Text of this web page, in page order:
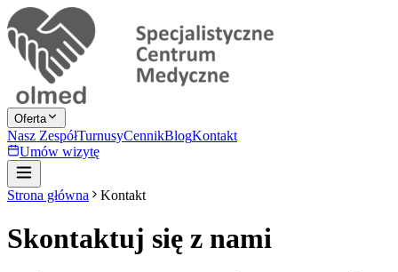
Oferta
Nasz ZespółTurnusyCennikBlogKontakt
Umów wizytę
Strona główna Kontakt
Skontaktuj się z nami